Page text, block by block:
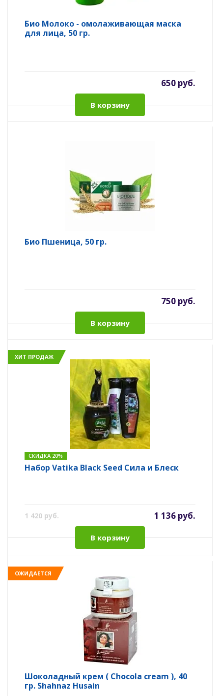
Био Молоко - омолаживающая маска
для лица, 50 гр.
650 руб.
В корзину
Био Пшеница, 50 гр.
750 руб.
В корзину
ХИТ ПРОДАЖ
СКИДКА 20%
Набор Vatika Black Seed Сила и Блеск
1 420 руб. 1 136 руб.
В корзину
ОЖИДАЕТСЯ
Шоколадный крем ( Chocola cream ), 40
гр. Shahnaz Husain